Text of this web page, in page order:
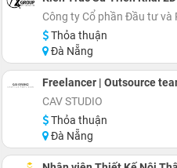
Công ty Cổ phần Đầu tư và
Thỏa thuận
Đà Nẵng
Freelancer | Outsource
CAV STUDIO
Thỏa thuận
Đà Nẵng